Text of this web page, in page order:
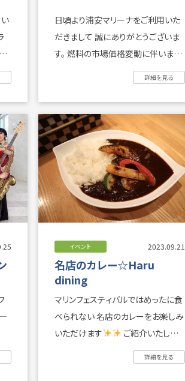
日頃より浦安マリーナをご利用いた
だきまして 誠にありがとうございま
す。 燃料の市場価格変動に伴いまし
て、２０２３年１０月１日(日 ...
詳細を見る
イベント 2023.09.21
名店のカレー☆Haru
dining
マリンフェスティバルではめったに食
べられない 名店のカレーをお楽しみ
いただけます
すのは、シェフのおも ...
詳細を見る